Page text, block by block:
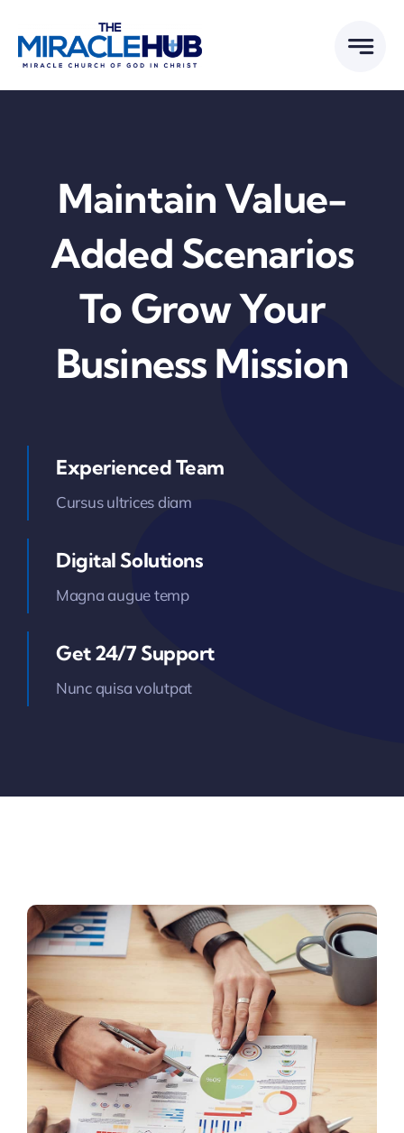
content
Maintain Value-
Added Scenarios
To Grow Your
Business Mission
Experienced Team
Cursus ultrices diam
Digital Solutions
Magna augue temp
Get 24/7 Support
Nunc quisa volutpat